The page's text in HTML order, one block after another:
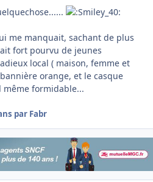
me manquait, sachant de plus
fort pourvu de jeunes
local ( maison, femme et
orange, et le casque
même formidable...
par Fabr